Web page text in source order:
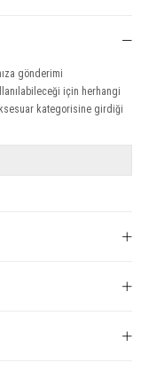
gönderimi
için herhangi
kategorisine girdiği